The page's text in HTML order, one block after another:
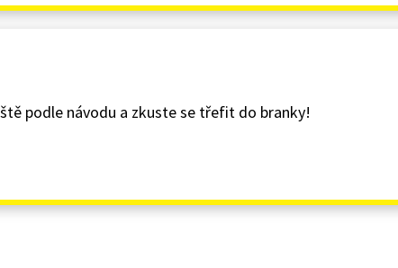
podle návodu a zkuste se třefit do branky!